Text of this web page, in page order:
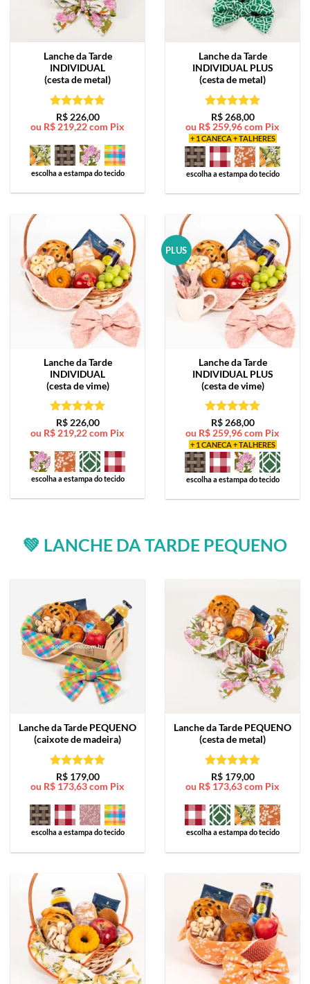
Lanche da Tarde
INDIVIDUAL
(cesta de metal)
Avaliação5
de 5
R$226,00
ou R$ 219,22com Pix
escolha a estampa do tecido
Lanche da Tarde
INDIVIDUAL PLUS
(cesta de metal)
Avaliação5
de 5
R$268,00
ou R$ 259,96com Pix
+ 1 CANECA + TALHERES
escolha a estampa do tecido
Lanche da Tarde
INDIVIDUAL
(cesta de vime)
Avaliação5
de 5
R$226,00
ou R$ 219,22com Pix
escolha a estampa do tecido
PLUS
Lanche da Tarde
INDIVIDUAL PLUS
(cesta de vime)
Avaliação5
de 5
R$268,00
ou R$ 259,96com Pix
+ 1 CANECA + TALHERES
escolha a estampa do tecido
💚 LANCHE DA TARDE PEQUENO
Lanche da Tarde PEQUENO
(caixote de madeira)
Avaliação5
de 5
R$179,00
ou R$ 173,63com Pix
escolha a estampa do tecido
Lanche da Tarde PEQUENO
(cesta de metal)
Avaliação5
de 5
R$179,00
ou R$ 173,63com Pix
escolha a estampa do tecido